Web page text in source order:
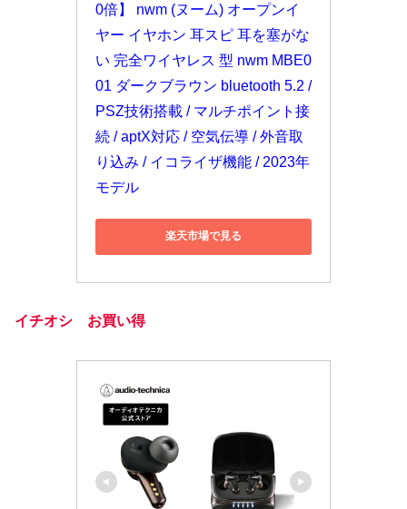
0倍】 nwm (ヌーム) オープンイ
ヤー イヤホン 耳スピ 耳を塞がな
い 完全ワイヤレス 型 nwm MBE0
01 ダークブラウン bluetooth 5.2 /
PSZ技術搭載 / マルチポイント接
続 / aptX対応 / 空気伝導 / 外音取
り込み / イコライザ機能 / 2023年
モデル
楽天市場で見る
イチオシ お買い得